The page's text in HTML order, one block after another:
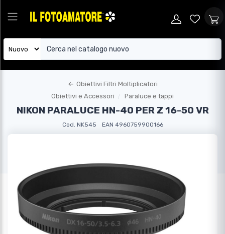
← Obiettivi Filtri Moltiplicatori
Obiettivi e Accessori
Paraluce e tappi
NIKON PARALUCE HN-40 PER Z 16-50 VR
Cod. NK545 EAN 4960759900166